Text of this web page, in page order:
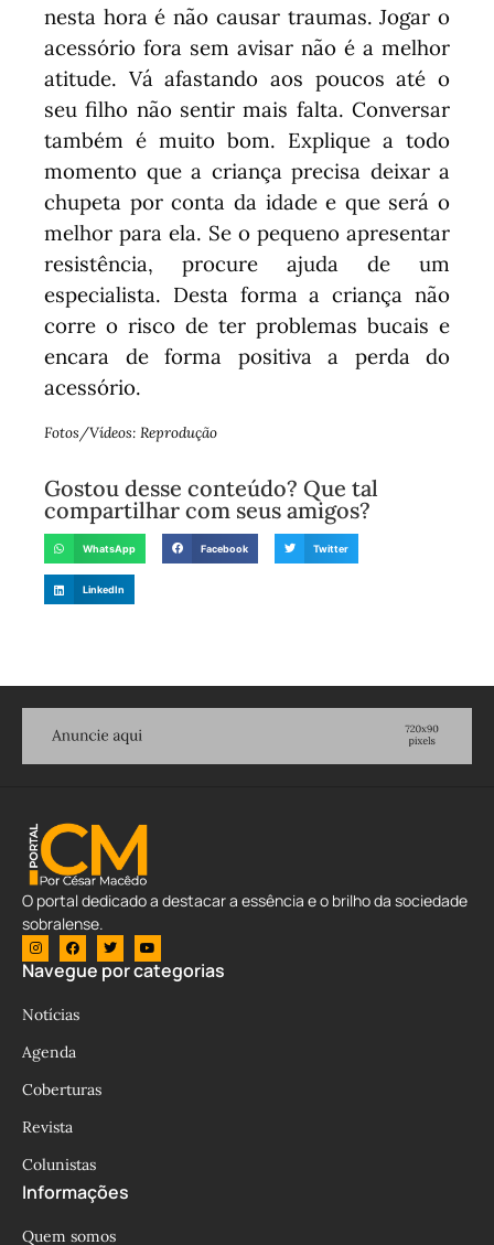
nesta hora é não causar traumas. Jogar o
acessório fora sem avisar não é a melhor
atitude. Vá afastando aos poucos até o
seu filho não sentir mais falta. Conversar
também é muito bom. Explique a todo
momento que a criança precisa deixar a
chupeta por conta da idade e que será o
melhor para ela. Se o pequeno apresentar
resistência, procure ajuda de um
especialista. Desta forma a criança não
corre o risco de ter problemas bucais e
encara de forma positiva a perda do
acessório.
Fotos/Vídeos: Reprodução
Gostou desse conteúdo? Que tal
compartilhar com seus amigos?
WhatsApp Facebook Twitter
LinkedIn
O portal dedicado a destacar a essência e o brilho da sociedade
sobralense.
Navegue por categorias
Notícias
Agenda
Coberturas
Revista
Colunistas
Informações
Quem somos